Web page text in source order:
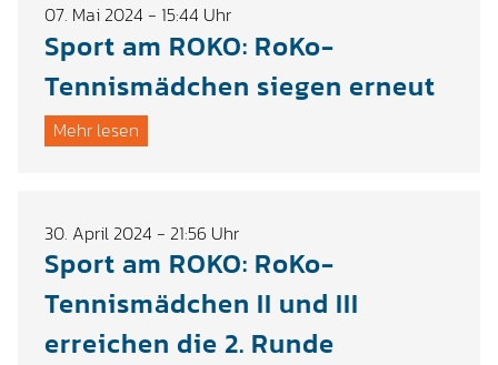
07. Mai 2024 - 15:44 Uhr
Sport am ROKO: RoKo-
Tennismädchen siegen erneut
Mehr lesen
30. April 2024 - 21:56 Uhr
Sport am ROKO: RoKo-
Tennismädchen II und III
erreichen die 2. Runde